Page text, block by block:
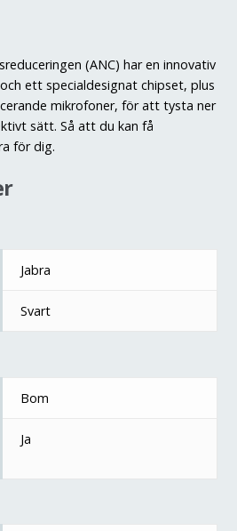
(ANC) har en innovativ
ett specialdesignat chipset, plus
mikrofoner, för att tysta ner
sätt. Så att du kan få
för dig.
Jabra
Svart
Bom
Ja